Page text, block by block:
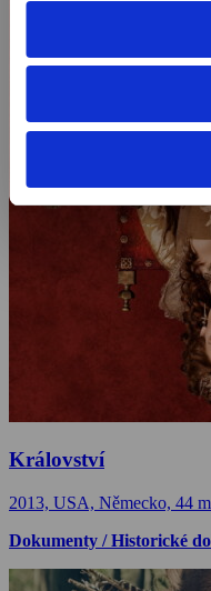
Království
2013, USA, Německo, 44
Dokumenty / Historické